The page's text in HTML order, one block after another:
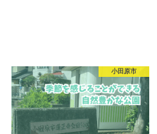
小田原市